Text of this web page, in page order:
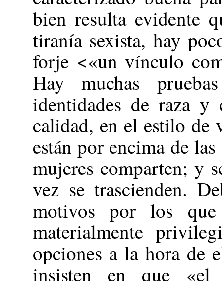
bien resulta evidente
tiranía sexista, hay
forje <«un vínculo
Hay muchas
identidades de raza y
calidad, en el estilo de
están por encima de
mujeres comparten; y
vez se trascienden.
motivos por los
materialmente
opciones a la hora de
insisten en que «el